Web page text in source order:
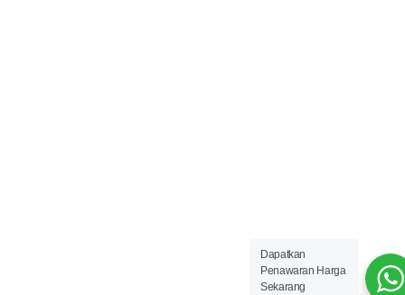
Dapatkan
Penawaran Harga
Sekarang